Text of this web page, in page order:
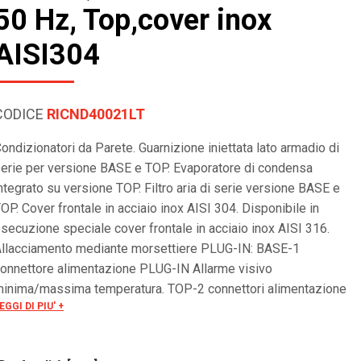
Hz, Top,cover inox
RICND40021LT
da Parete. Guarnizione iniettata lato armadio di
per versione BASE e TOP. Evaporatore di condensa
su versione TOP. Filtro aria di serie versione BASE e
Cover frontale in acciaio inox AISI 304. Disponibile in
speciale cover frontale in acciaio inox AISI 316.
mediante morsettiere PLUG-IN: BASE-1
alimentazione PLUG-IN Allarme visivo
massima temperatura. TOP-2 connettori alimentazione
IN. Gestione allarme a morsettiera. ON/OFF remoto.
DI PIU' +